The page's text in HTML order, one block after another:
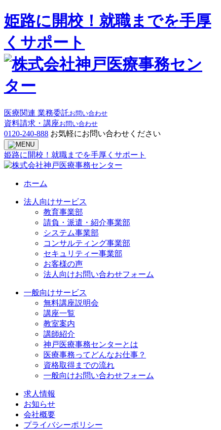
姫路に開校！就職までを手厚
くサポート
医療関連 業務委託お問い合わせ
資料請求・講座お問い合わせ
0120-240-888 お気軽にお問い合わせください
姫路に開校！就職までを手厚くサポート
ホーム
法人向けサービス
教育事業部
請負・派遣・紹介事業部
システム事業部
コンサルティング事業部
セキュリティー事業部
お客様の声
法人向けお問い合わせフォーム
一般向けサービス
無料講座説明会
講座一覧
教室案内
講師紹介
神戸医療事務センターとは
医療事務ってどんなお仕事？
資格取得までの流れ
一般向けお問い合わせフォーム
求人情報
お知らせ
会社概要
プライバシーポリシー